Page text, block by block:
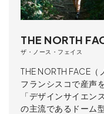
THE NORTH
ザ・ノース・フェイス
THE NORTH FACE
フランシスコで産声
「デザインサイエン
の主流であるドーム